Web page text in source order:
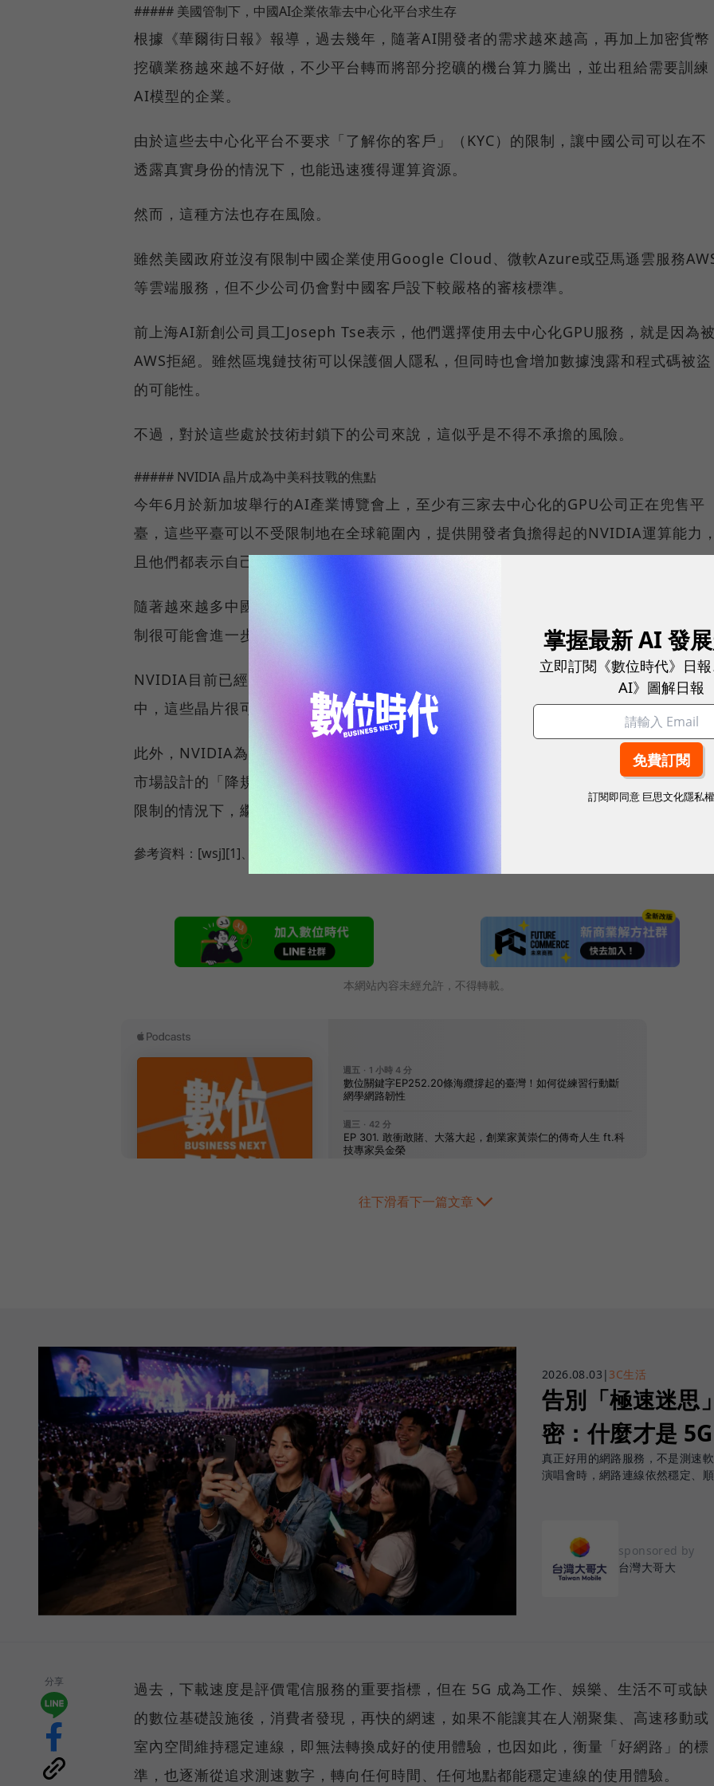
##### 美國管制下，中國AI企業依靠去中心化平台求生存
根據《華爾街日報》報導，過去幾年，隨著AI開發者的需求越來越高，再加上加密貨幣
挖礦業務越來越不好做，不少平台轉而將部分挖礦的機台算力騰出，並出租給需要訓練
AI模型的企業。
由於這些去中心化平台不要求「了解你的客戶」（KYC）的限制，讓中國公司可以在不
透露真實身份的情況下，也能迅速獲得運算資源。
然而，這種方法也存在風險。
雖然美國政府並沒有限制中國企業使用Google Cloud、微軟Azure或亞馬遜雲服務
等雲端服務，但不少公司仍會對中國客戶設下較嚴格的審核標準。
前上海AI新創公司員工Joseph Tse表示，他們選擇使用去中心化GPU服務，就是因為被
AWS拒絕。雖然區塊鏈技術可以保護個人隱私，但同時也會增加數據洩露和程式碼被盜
的可能性。
不過，對於這些處於技術封鎖下的公司來說，這似乎是不得不承擔的風險。
##### NVIDIA 晶片成為中美科技戰的焦點
今年6月於新加坡舉行的AI產業博覽會上，至少有三家去中心化的GPU公司正在兜售平
臺，這些平臺可以不受限制地在全球範圍內，提供開發者負擔得起的NVIDIA運算能力，
且他們都表示自己有來自中國的客戶。
隨著越來越多中國AI企業開始依賴「租用海外NVIDIA晶片」的模式，美國政府的出口限
制很可能會進一步加強。
NVIDIA目前已經推出了符合現有管制要求的晶片，但分析師預測，在今年十月的審查
中，這些晶片很可能也被列入禁止清單。
此外，NVIDIA為了繞過美國對中國的晶片技術出口限制，近期傳出在開發一款專為中國
市場設計的「降規版」晶片，新晶片和伺服器分別名為B20和GB20，以確保在符合貿易
限制的情況下，繼續拓展中國市場。
參考資料：[wsj][1]、[qz.com][2]
本網站內容未經允許，不得轉載。
往下滑看下一篇文章
2026.08.03 | 3C生活
告別「極速迷
密：什麼才是
真正好用的網路服務，不是測速
演唱會時，網路連線依然穩定、順
sponsored by
台灣大哥大
分享
過去，下載速度是評價電信服務的重要指標，但在 5G 成為工作、娛樂、生活不可或缺
的數位基礎設施後，消費者發現，再快的網速，如果不能讓其在人潮聚集、高速移動或
室內空間維持穩定連線，即無法轉換成好的使用體驗，也因如此，衡量「好網路」的標
準，也逐漸從追求測速數字，轉向任何時間、任何地點都能穩定連線的使用體驗。
掌握最新 AI 發展
立即訂閱《數位時代》日
AI》圖解日報
訂閱即同意 巨思文化隱私